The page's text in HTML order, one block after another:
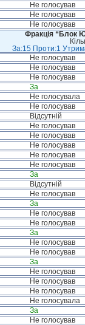
Не голосував
Не голосував
Не голосував
Фракція “Блок
За:15 Проти:1
Не голосував
Не голосував
Не голосував
За
Не голосувала
Не голосував
Відсутній
Не голосував
Не голосував
Не голосував
Не голосував
Не голосував
За
Відсутній
Не голосував
За
Не голосував
Не голосував
За
Не голосував
Не голосував
За
Не голосував
Не голосував
Не голосував
Не голосувала
За
Не голосував